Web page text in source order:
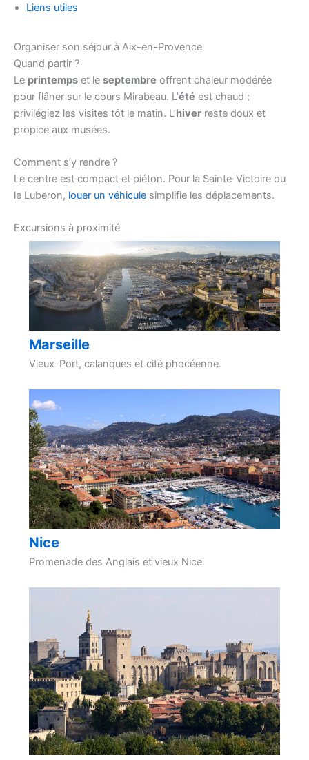
Liens utiles
Organiser son séjour à Aix-en-Provence
Quand partir ?
Le printemps et le septembre offrent chaleur modérée
pour flâner sur le cours Mirabeau. L’été est chaud ;
privilégiez les visites tôt le matin. L’hiver reste doux et
propice aux musées.
Comment s’y rendre ?
Le centre est compact et piéton. Pour la Sainte-Victoire ou
le Luberon, louer un véhicule simplifie les déplacements.
Excursions à proximité
Marseille
Vieux-Port, calanques et cité phocéenne.
Nice
Promenade des Anglais et vieux Nice.